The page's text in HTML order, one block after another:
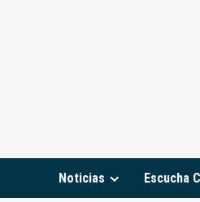
Noticias Escucha